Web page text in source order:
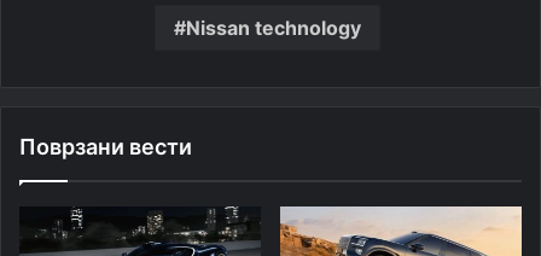
Nissan technology
Поврзани вести